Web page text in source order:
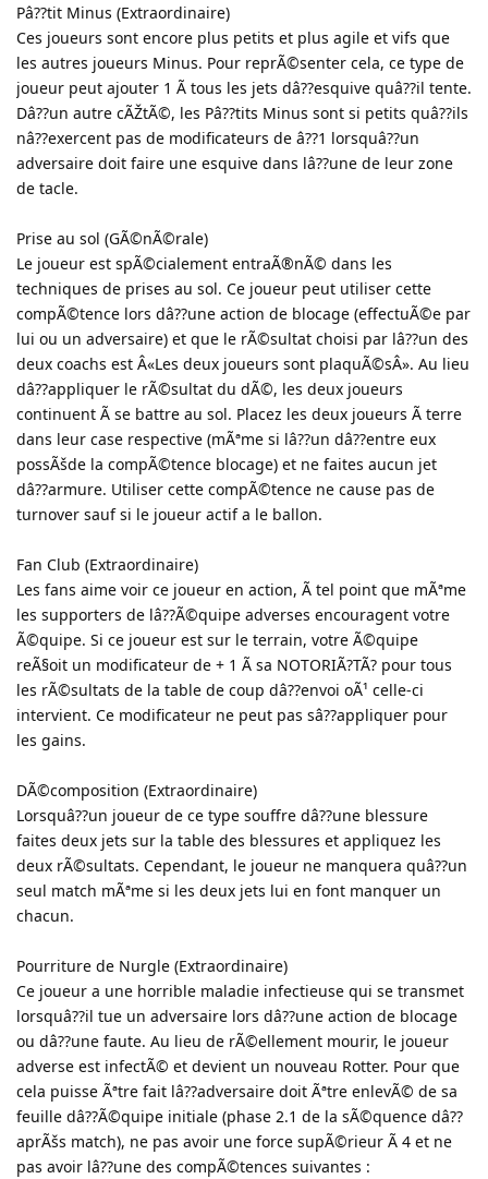
Pâ??tit Minus (Extraordinaire)
Ces joueurs sont encore plus petits et plus agile et vifs que
les autres joueurs Minus. Pour reprÃ©senter cela, ce type de
joueur peut ajouter 1 Ã tous les jets dâ??esquive quâ??il tente.
Dâ??un autre cÃŽtÃ©, les Pâ??tits Minus sont si petits quâ??ils
nâ??exercent pas de modificateurs de â??1 lorsquâ??un
adversaire doit faire une esquive dans lâ??une de leur zone
de tacle.
Prise au sol (GÃ©nÃ©rale)
Le joueur est spÃ©cialement entraÃ®nÃ© dans les
techniques de prises au sol. Ce joueur peut utiliser cette
compÃ©tence lors dâ??une action de blocage (effectuÃ©e par
lui ou un adversaire) et que le rÃ©sultat choisi par lâ??un des
deux coachs est Â«Les deux joueurs sont plaquÃ©sÂ». Au lieu
dâ??appliquer le rÃ©sultat du dÃ©, les deux joueurs
continuent Ã se battre au sol. Placez les deux joueurs Ã terre
dans leur case respective (mÃªme si lâ??un dâ??entre eux
possÃšde la compÃ©tence blocage) et ne faites aucun jet
dâ??armure. Utiliser cette compÃ©tence ne cause pas de
turnover sauf si le joueur actif a le ballon.
Fan Club (Extraordinaire)
Les fans aime voir ce joueur en action, Ã tel point que mÃªme
les supporters de lâ??Ã©quipe adverses encouragent votre
Ã©quipe. Si ce joueur est sur le terrain, votre Ã©quipe
reÃ§oit un modificateur de + 1 Ã sa NOTORIÃ?TÃ? pour tous
les rÃ©sultats de la table de coup dâ??envoi oÃ¹ celle-ci
intervient. Ce modificateur ne peut pas sâ??appliquer pour
les gains.
DÃ©composition (Extraordinaire)
Lorsquâ??un joueur de ce type souffre dâ??une blessure
faites deux jets sur la table des blessures et appliquez les
deux rÃ©sultats. Cependant, le joueur ne manquera quâ??un
seul match mÃªme si les deux jets lui en font manquer un
chacun.
Pourriture de Nurgle (Extraordinaire)
Ce joueur a une horrible maladie infectieuse qui se transmet
lorsquâ??il tue un adversaire lors dâ??une action de blocage
ou dâ??une faute. Au lieu de rÃ©ellement mourir, le joueur
adverse est infectÃ© et devient un nouveau Rotter. Pour que
cela puisse Ãªtre fait lâ??adversaire doit Ãªtre enlevÃ© de sa
feuille dâ??Ã©quipe initiale (phase 2.1 de la sÃ©quence dâ??
aprÃšs match), ne pas avoir une force supÃ©rieur Ã 4 et ne
pas avoir lâ??une des compÃ©tences suivantes :